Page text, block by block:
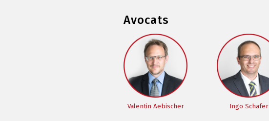
Avocats
Valentin Aebischer Ingo Schafer